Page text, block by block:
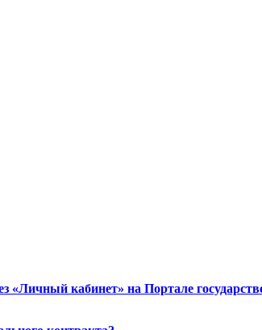
кабинет» на Портале